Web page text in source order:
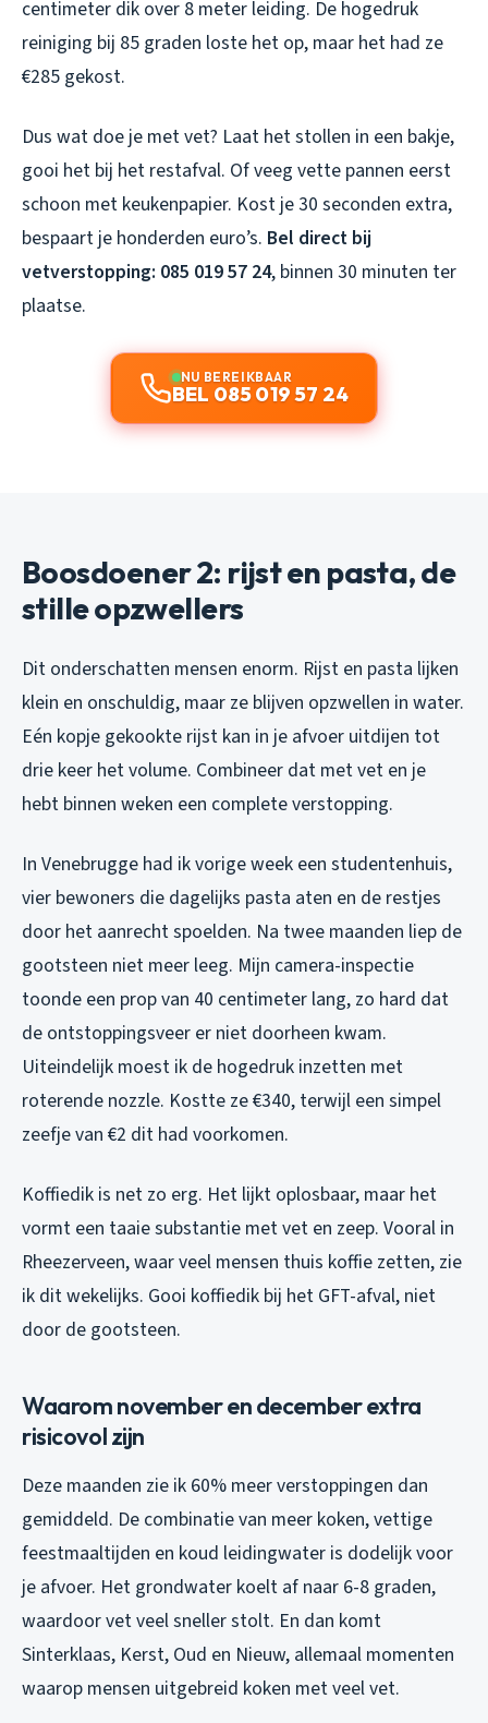
centimeter dik over 8 meter leiding. De hogedruk
reiniging bij 85 graden loste het op, maar het had ze
€285 gekost.
Dus wat doe je met vet? Laat het stollen in een bakje,
gooi het bij het restafval. Of veeg vette pannen eerst
schoon met keukenpapier. Kost je 30 seconden extra,
bespaart je honderden euro’s. Bel direct bij
vetverstopping: 085 019 57 24, binnen 30 minuten ter
plaatse.
NU BEREIKBAAR
BEL 085 019 57 24
Boosdoener 2: rijst en pasta, de
stille opzwellers
Dit onderschatten mensen enorm. Rijst en pasta lijken
klein en onschuldig, maar ze blijven opzwellen in water.
Eén kopje gekookte rijst kan in je afvoer uitdijen tot
drie keer het volume. Combineer dat met vet en je
hebt binnen weken een complete verstopping.
In Venebrugge had ik vorige week een studentenhuis,
vier bewoners die dagelijks pasta aten en de restjes
door het aanrecht spoelden. Na twee maanden liep de
gootsteen niet meer leeg. Mijn camera-inspectie
toonde een prop van 40 centimeter lang, zo hard dat
de ontstoppingsveer er niet doorheen kwam.
Uiteindelijk moest ik de hogedruk inzetten met
roterende nozzle. Kostte ze €340, terwijl een simpel
zeefje van €2 dit had voorkomen.
Koffiedik is net zo erg. Het lijkt oplosbaar, maar het
vormt een taaie substantie met vet en zeep. Vooral in
Rheezerveen, waar veel mensen thuis koffie zetten, zie
ik dit wekelijks. Gooi koffiedik bij het GFT-afval, niet
door de gootsteen.
Waarom november en december extra
risicovol zijn
Deze maanden zie ik 60% meer verstoppingen dan
gemiddeld. De combinatie van meer koken, vettige
feestmaaltijden en koud leidingwater is dodelijk voor
je afvoer. Het grondwater koelt af naar 6-8 graden,
waardoor vet veel sneller stolt. En dan komt
Sinterklaas, Kerst, Oud en Nieuw, allemaal momenten
waarop mensen uitgebreid koken met veel vet.